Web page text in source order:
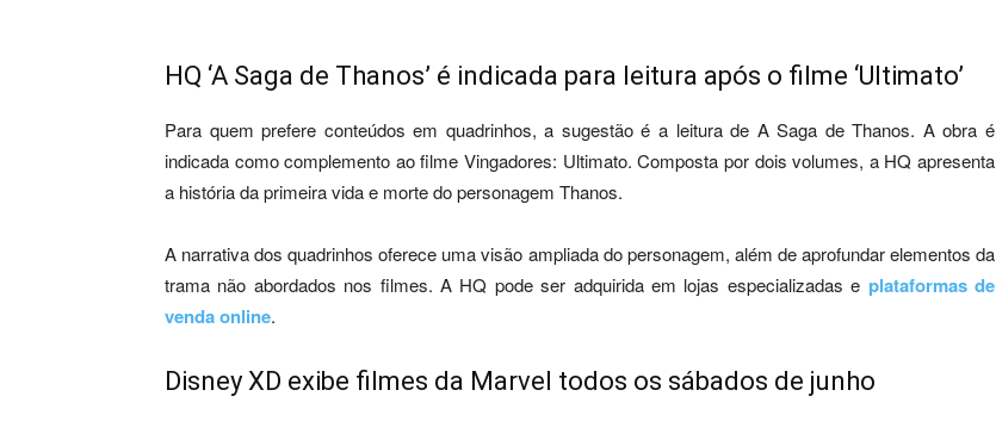
HQ ‘A Saga de Thanos’ é indicada para leitura após o filme ‘Ultimato’
Para quem prefere conteúdos em quadrinhos, a sugestão é a leitura de A Saga de Thanos. A obra é
indicada como complemento ao filme Vingadores: Ultimato. Composta por dois volumes, a HQ apresenta
a história da primeira vida e morte do personagem Thanos.
A narrativa dos quadrinhos oferece uma visão ampliada do personagem, além de aprofundar elementos da
trama não abordados nos filmes. A HQ pode ser adquirida em lojas especializadas e plataformas de
venda online.
Disney XD exibe filmes da Marvel todos os sábados de junho